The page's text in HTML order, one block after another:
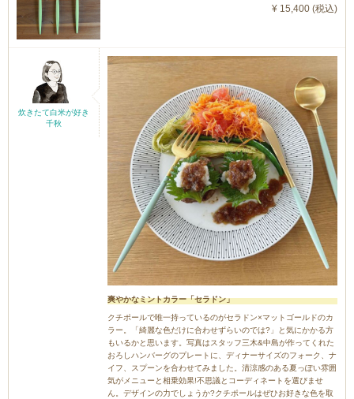
¥ 15,400 (税込)
炊きたて白米が好き
千秋
爽やかなミントカラー「セラドン」
クチポールで唯一持っているのがセラドン×マットゴールドのカ
ラー。「綺麗な色だけに合わせずらいのでは?」と気にかかる方
もいるかと思います。写真はスタッフ三木&中島が作ってくれた
おろしハンバーグのプレートに、ディナーサイズのフォーク、ナ
イフ、スプーンを合わせてみました。清涼感のある夏っぽい雰囲
気がメニューと相乗効果!不思議とコーディネートを選びませ
ん。デザインの力でしょうか?クチポールはぜひお好きな色を取